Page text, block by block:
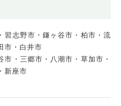
習志野市・鎌ヶ谷市・柏市・流
市・白井市
市・三郷市・八潮市・草加市・
新座市